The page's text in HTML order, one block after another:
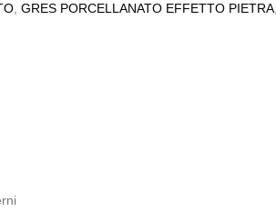
GRES PORCELLANATO EFFETTO PIETRA